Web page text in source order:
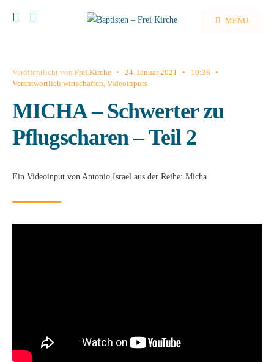
MENU
Veröffentlicht von Frei.Kirche • 24. Januar 2021 • 10:38 •
Verantwortlich wirtschaften, Videoinputs
MICHA – Schwerter zu
Pflugscharen – Teil 2
Ein Videoinput von Antonio Israel aus der Reihe: Micha